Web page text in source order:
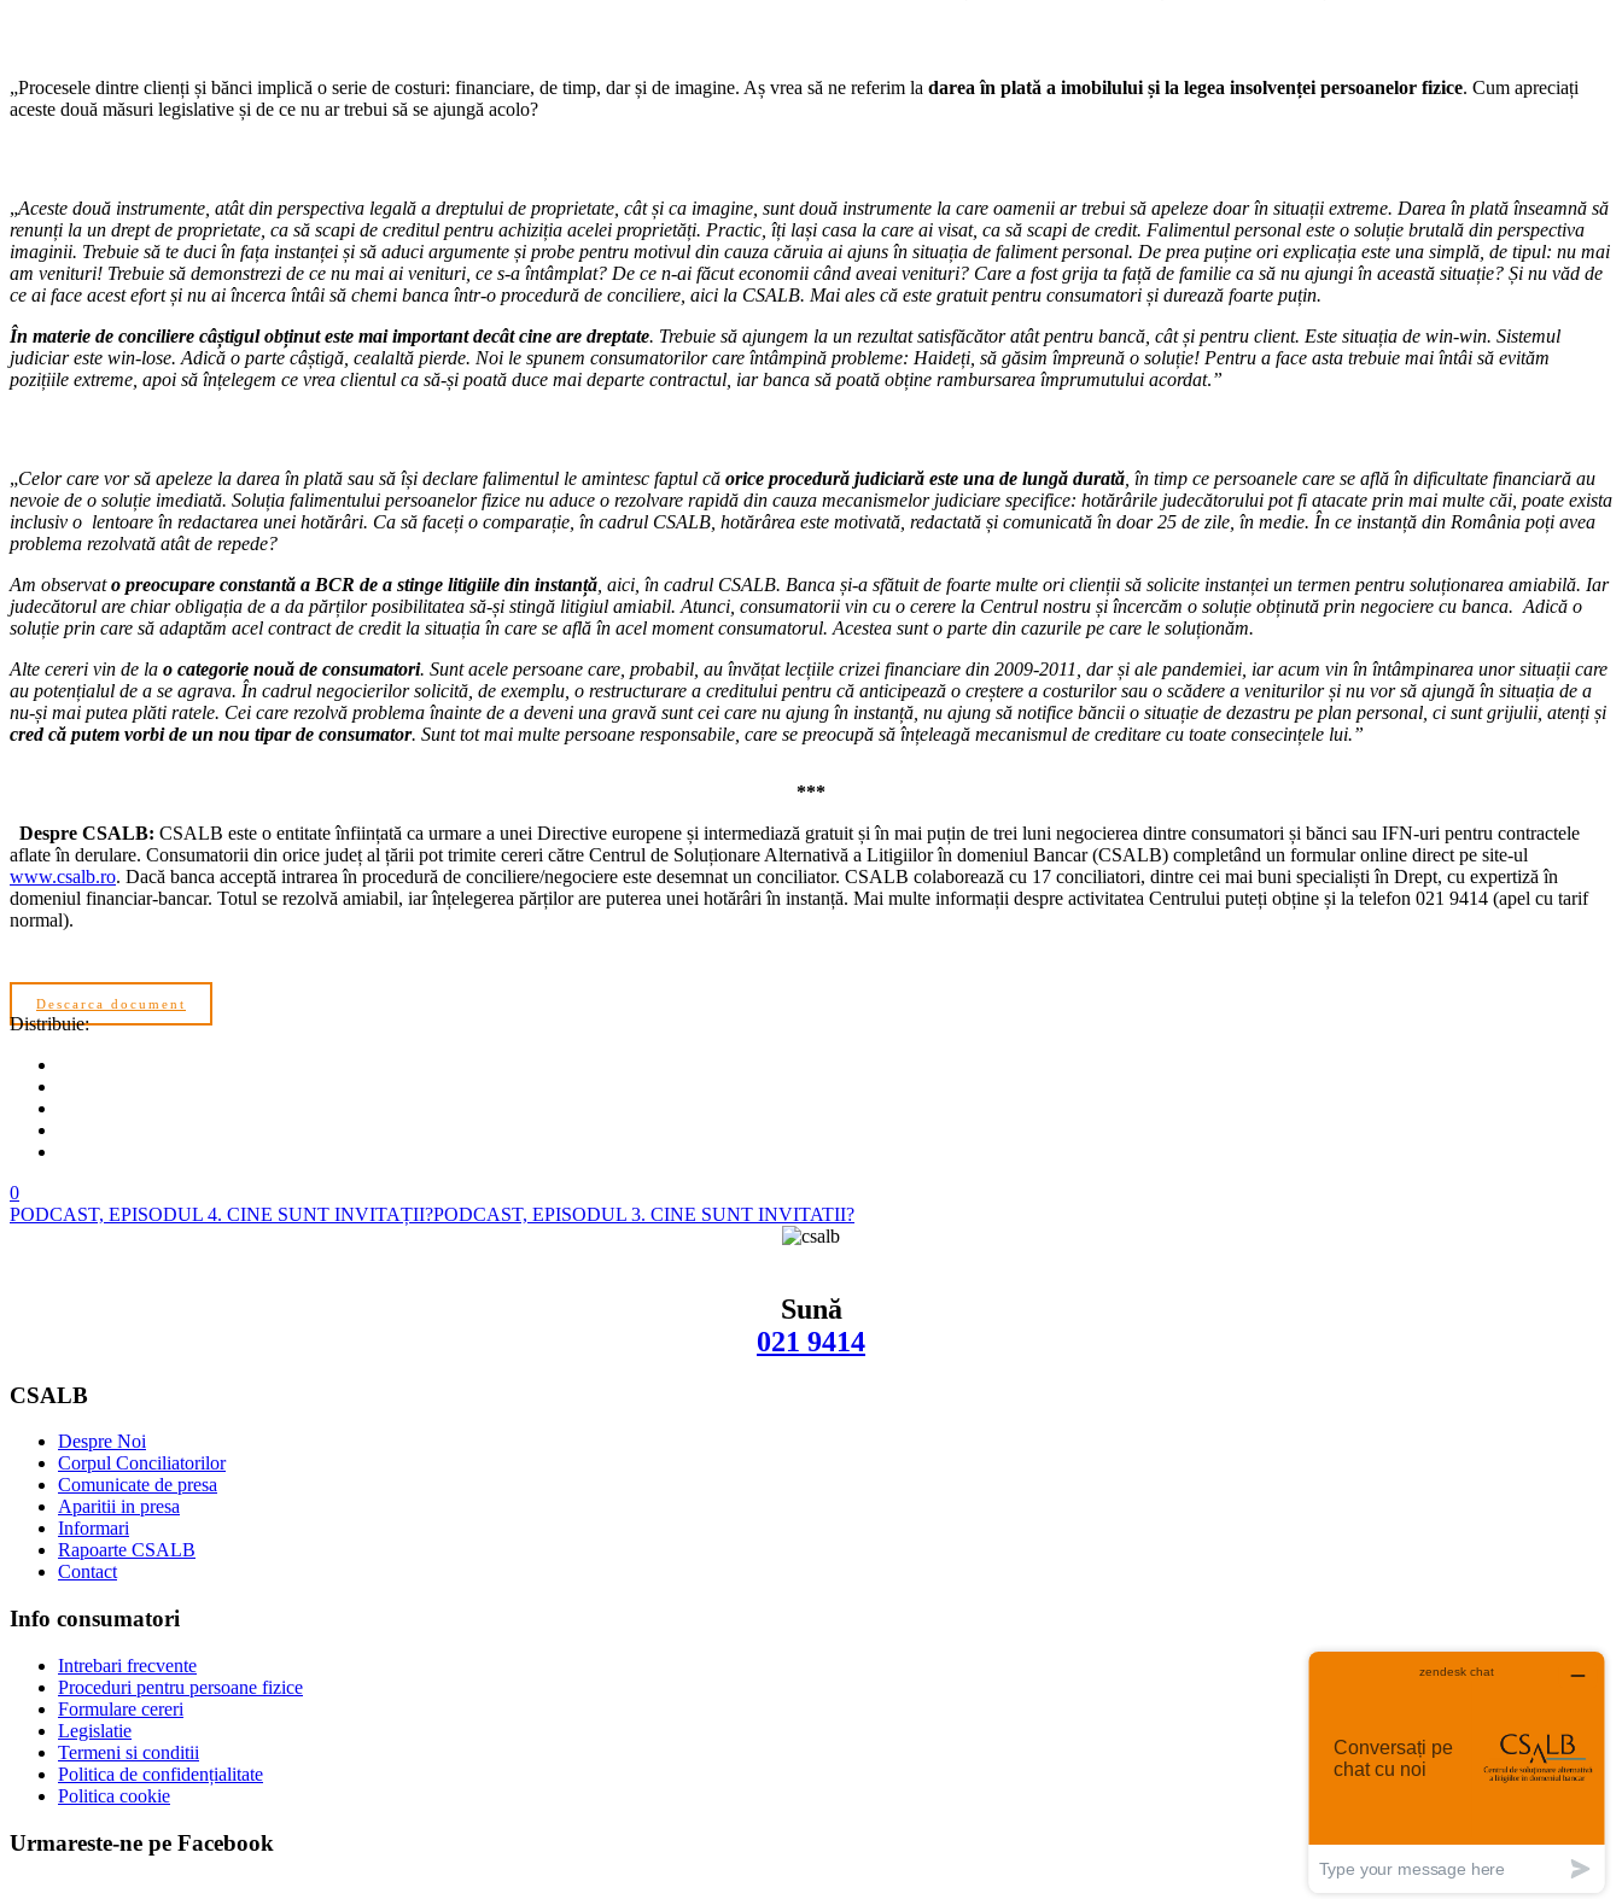
„Procesele dintre clienți și bănci implică o serie de costuri: financiare, de timp, dar și de imagine. Aș vrea să ne referim la darea în plată a imobilului și la legea insolvenței persoanelor fizice. Cum apreciați
aceste două măsuri legislative și de ce nu ar trebui să se ajungă acolo?
„Aceste două instrumente, atât din perspectiva legală a dreptului de proprietate, cât și ca imagine, sunt două instrumente la care oamenii ar trebui să apeleze doar în situații extreme. Darea în plată înseamnă să
renunți la un drept de proprietate, ca să scapi de creditul pentru achiziția acelei proprietăți. Practic, îți lași casa la care ai visat, ca să scapi de credit. Falimentul personal este o soluție brutală din perspectiva
imaginii. Trebuie să te duci în fața instanței și să aduci argumente și probe pentru motivul din cauza căruia ai ajuns în situația de faliment personal. De prea puține ori explicația este una simplă, de tipul: nu mai
am venituri! Trebuie să demonstrezi de ce nu mai ai venituri, ce s-a întâmplat? De ce n-ai făcut economii când aveai venituri? Care a fost grija ta față de familie ca să nu ajungi în această situație? Și nu văd de
ce ai face acest efort și nu ai încerca întâi să chemi banca într-o procedură de conciliere, aici la CSALB. Mai ales că este gratuit pentru consumatori și durează foarte puțin.
În materie de conciliere câștigul obținut este mai important decât cine are dreptate. Trebuie să ajungem la un rezultat satisfăcător atât pentru bancă, cât și pentru client. Este situația de win-win. Sistemul
judiciar este win-lose. Adică o parte câștigă, cealaltă pierde. Noi le spunem consumatorilor care întâmpină probleme: Haideți, să găsim împreună o soluție! Pentru a face asta trebuie mai întâi să evităm
pozițiile extreme, apoi să înțelegem ce vrea clientul ca să-și poată duce mai departe contractul, iar banca să poată obține rambursarea împrumutului acordat.”
„Celor care vor să apeleze la darea în plată sau să își declare falimentul le amintesc faptul că orice procedură judiciară este una de lungă durată , în timp ce persoanele care se află în dificultate financiară au
nevoie de o soluție imediată. Soluția falimentului persoanelor fizice nu aduce o rezolvare rapidă din cauza mecanismelor judiciare specifice: hotărârile judecătorului pot fi atacate prin mai multe căi, poate exista
inclusiv o lentoare în redactarea unei hotărâri. Ca să faceți o comparație, în cadrul CSALB, hotărârea este motivată, redactată și comunicată în doar 25 de zile, în medie. În ce instanță din România poți avea
problema rezolvată atât de repede?
Am observato preocupare constantă a BCR de a stinge litigiile din instanță , aici, în cadrul CSALB. Banca și-a sfătuit de foarte multe ori clienții să solicite instanței un termen pentru soluționarea amiabilă. Iar
judecătorul are chiar obligația de a da părților posibilitatea să-și stingă litigiul amiabil. Atunci, consumatorii vin cu o cerere la Centrul nostru și încercăm o soluție obținută prin negociere cu banca. Adică o
soluție prin care să adaptăm acel contract de credit la situația în care se află în acel moment consumatorul. Acestea sunt o parte din cazurile pe care le soluționăm.
Alte cereri vin de la o categorie nouă de consumatori. Sunt acele persoane care, probabil, au învățat lecțiile crizei financiare din 2009-2011, dar și ale pandemiei, iar acum vin în întâmpinarea unor situații care
au potențialul de a se agrava. În cadrul negocierilor solicită, de exemplu, o restructurare a creditului pentru că anticipează o creștere a costurilor sau o scădere a veniturilor și nu vor să ajungă în situația de a
nu-și mai putea plăti ratele. Cei care rezolvă problema înainte de a deveni una gravă sunt cei care nu ajung în instanță, nu ajung să notifice băncii o situație de dezastru pe plan personal, ci sunt grijulii, atenți și
cred că putem vorbi de un nou tipar de consumator. Sunt tot mai multe persoane responsabile, care se preocupă să înțeleagă mecanismul de creditare cu toate consecințele lui.”
***
Despre CSALB: CSALB este o entitate înființată ca urmare a unei Directive europene și intermediază gratuit și în mai puțin de trei luni negocierea dintre consumatori și bănci sau IFN-uri pentru contractele
aflate în derulare. Consumatorii din orice județ al țării pot trimite cereri către Centrul de Soluționare Alternativă a Litigiilor în domeniul Bancar (CSALB) completând un formular online direct pe site-ul
www.csalb.ro. Dacă banca acceptă intrarea în procedură de conciliere/negociere este desemnat un conciliator. CSALB colaborează cu 17 conciliatori, dintre cei mai buni specialiști în Drept, cu expertiză în
domeniul financiar-bancar. Totul se rezolvă amiabil, iar înțelegerea părților are puterea unei hotărâri în instanță. Mai multe informații despre activitatea Centrului puteți obține și la telefon 021 9414 (apel cu tarif
normal).
Descarca document
Distribuie:
0
PODCAST, EPISODUL 4. CINE SUNT INVITAȚII?PODCAST, EPISODUL 3. CINE SUNT INVITATII?
Sună
021 9414
CSALB
Despre Noi
Corpul Conciliatorilor
Comunicate de presa
Aparitii in presa
Informari
Rapoarte CSALB
Contact
Info consumatori
Intrebari frecvente
Proceduri pentru persoane fizice
Formulare cereri
Legislatie
Termeni si conditii
Politica de confidențialitate
Politica cookie
Urmareste-ne pe Facebook